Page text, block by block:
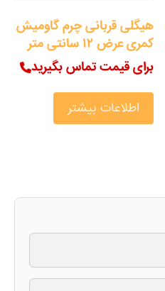
هیگلی قربانی چرم گاومیش
کمری عرض ۱۲ سانتی متر
برای قیمت تماس بگیرید
اطلاعات بیشتر